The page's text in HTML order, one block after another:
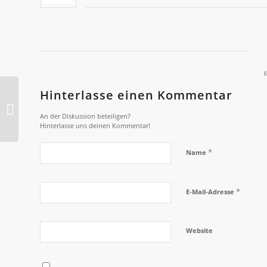
Hinterlasse einen Kommentar
An der Diskussion beteiligen?
Hinterlasse uns deinen Kommentar!
Name *
E-Mail-Adresse *
Website